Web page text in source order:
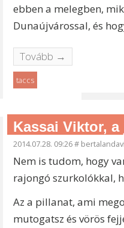
ebben a melegben,
Dunaújvárossal, és
Tovább →
taccs
Kassai Viktor,
2014.07.28. 09:26#
Nem is tudom, hogy
rajongó szurkolókkal,
Az a pillanat, ami
mutogatsz és vörös